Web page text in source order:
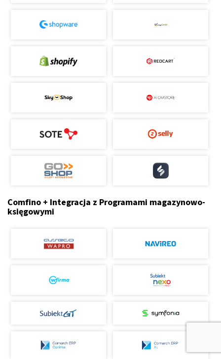
Comfino + Integracja z Programami magazynowo-
księgowymi